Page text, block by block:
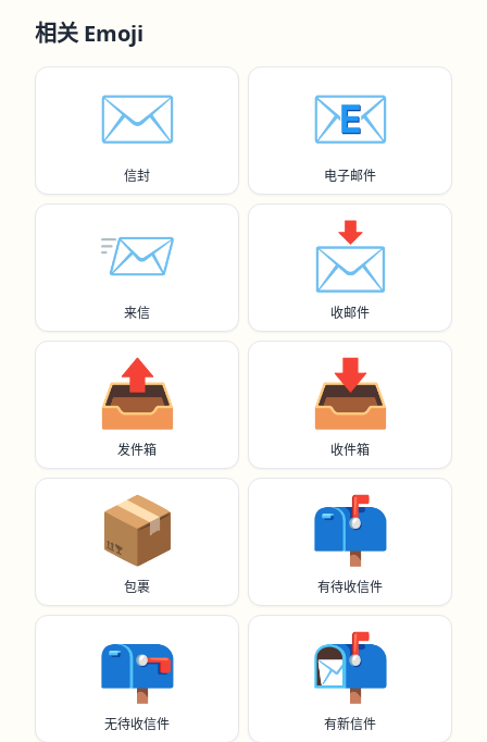
相关 Emoji
✉️
信封
📧
电子邮件
📨
来信
📩
收邮件
📤️
发件箱
📥️
收件箱
📦️
包裹
📫️
有待收信件
📪️
无待收信件
📬️
有新信件